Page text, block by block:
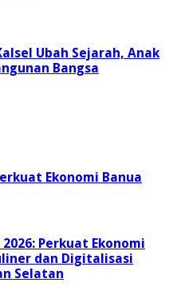
Ubah Sejarah, Anak
Bangsa
Ekonomi Banua
Perkuat Ekonomi
dan Digitalisasi
Selatan